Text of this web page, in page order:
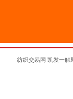
纺织交易网 凯发一